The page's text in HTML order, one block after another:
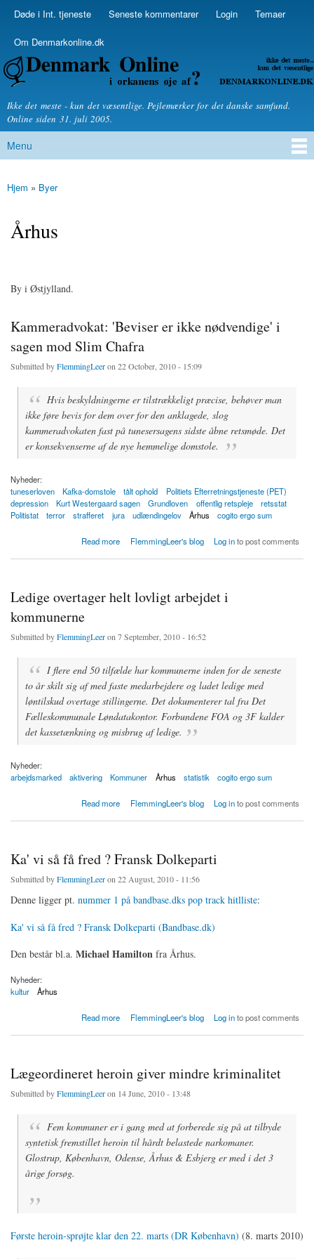
Skip to
Secondary menu
Døde i Int. tjeneste Seneste kommentarer Login Temaer
Om Denmarkonline.dk
Denmarkonline.dk - blognyheder om politik
Ikke det meste - kun det væsentlige. Pejlemærker for det danske samfund.
Online siden 31. juli 2005.
Main menu
Menu
You are here
Hjem » Byer
Århus
By i Østjylland.
Kammeradvokat: 'Beviser er ikke nødvendige' i
sagen mod Slim Chafra
Submitted byFlemmingLeeron 22 October, 2010 - 15:09
Hvis beskyldningerne er tilstrækkeligt præcise, behøver man
ikke føre bevis for dem over for den anklagede, slog
kammeradvokaten fast på tunesersagens sidste åbne retsmøde. Det
er konsekvenserne af de nye hemmelige domstole.
Nyheder:
tuneserloven
Kafka-domstole tålt ophold
Politiets Efterretningstjeneste (PET)
depression
Kurt Westergaard sagen Grundloven offentlig retspleje
retsstat
Politistat
terror strafferet jura udlændingelov Århus cogito ergo sum
Read more
about Kammeradvokat: 'Beviser er ikke nødvendige' i sagen mod Slim Chafra
FlemmingLeer's blog Log into post comments
Ledige overtager helt lovligt arbejdet i
kommunerne
Submitted byFlemmingLeeron 7 September, 2010 - 16:52
I flere end 50 tilfælde har kommunerne inden for de seneste
to år skilt sig af med faste medarbejdere og ladet ledige med
løntilskud overtage stillingerne. Det dokumenterer tal fra Det
Fælleskommunale Løndatakontor. Forbundene FOA og 3F kalder
det kassetænkning og misbrug af ledige.
Nyheder:
arbejdsmarked
aktivering Kommuner Århus statistik cogito ergo sum
Read more
about Ledige overtager helt lovligt arbejdet i kommunerne
FlemmingLeer's blog Log into post comments
Ka' vi så få fred ? Fransk Dolkeparti
Submitted byFlemmingLeeron 22 August, 2010 - 11:56
Denne ligger pt. nummer 1 på bandbase.dks pop track hitlliste:
Ka' vi så få fred ? Fransk Dolkeparti (Bandbase.dk)
Den består bl.a. Michael Hamilton fra Århus.
Nyheder:
kultur
Århus
Read more
about Ka' vi så få fred ? Fransk DolkepartiFlemmingLeer's blog Log into post comments
Lægeordineret heroin giver mindre kriminalitet
Submitted byFlemmingLeeron 14 June, 2010 - 13:48
Fem kommuner er i gang med at forberede sig på at tilbyde
syntetisk fremstillet heroin til hårdt belastede narkomaner.
Glostrup, København, Odense, Århus & Esbjerg er med i det 3
årige forsøg.
Første heroin-sprøjte klar den 22. marts (DR København) (8. marts 2010)